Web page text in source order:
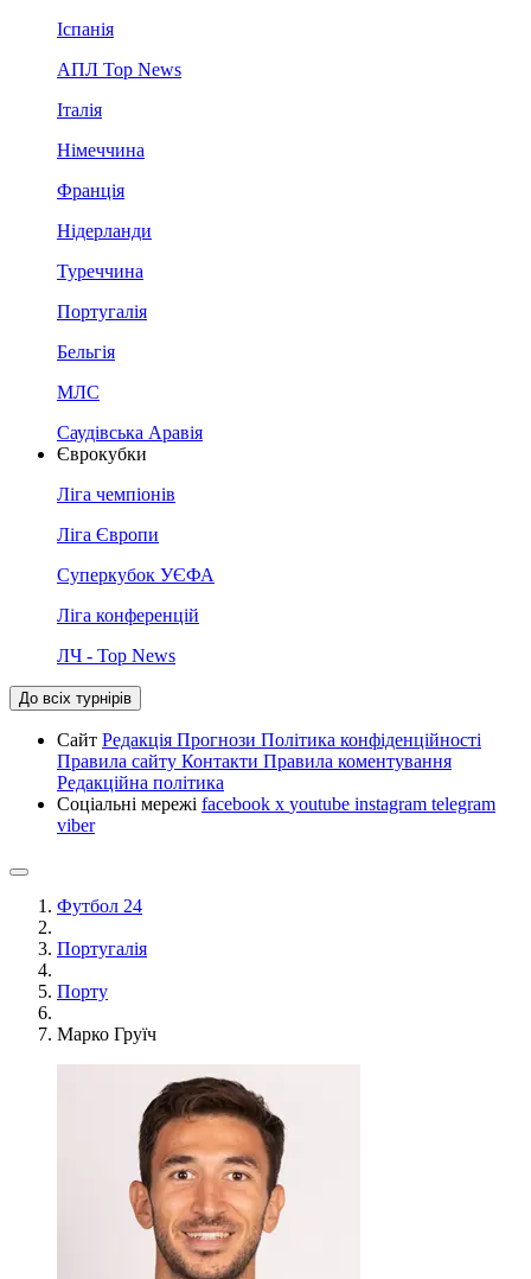
Іспанія
АПЛ Top News
Італія
Німеччина
Франція
Нідерланди
Туреччина
Португалія
Бельгія
МЛС
Саудівська Аравія
Єврокубки
Ліга чемпіонів
Ліга Європи
Суперкубок УЄФА
Ліга конференцій
ЛЧ - Top News
До всіх турнірів
Сайт Редакція Прогнози Політика конфіденційності
Правила сайту Контакти Правила коментування
Редакційна політика
Соціальні мережі facebook x youtube instagram telegram
viber
Футбол 24
Португалія
Порту
Марко Груїч